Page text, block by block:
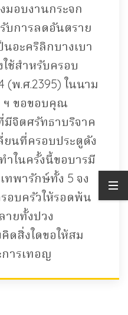
มอบงานกระจก
บการลดอันตราย
นอะคริลิกบางเบา
ใช้สำหรับครอบ
(พ.ศ.2395) ในนาม
ฯ ขอขอบคุณ
จิตศรัทธาบริจาค
นที่ครอบประตูดัง
ในครั้งนี้ขอบารมี
ทพารักษ์ทั้ง 5 จง
อบครัวให้รอดพ้น
ยทั้งปวง
ดสิ่งใดขอให้สม
ารเทอญ